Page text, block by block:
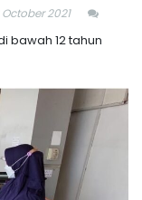
2021
bawah 12 tahun